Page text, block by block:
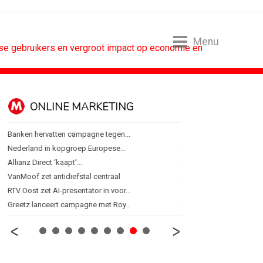
gebruikers en vergroot impact op economie en
Menu
ONLINE MARKETING
Banken hervatten campagne tegen...
Nederland in kopgroep Europese...
Allianz Direct ‘kaapt’...
VanMoof zet antidiefstal centraal
RTV Oost zet AI-presentator in voor...
Greetz lanceert campagne met Roy...
Tata Consultancy